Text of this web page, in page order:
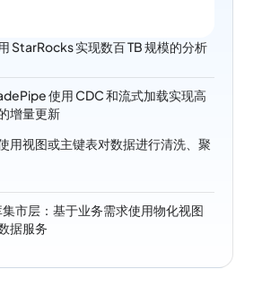
StarRocks 实现数百 TB 规模的分析
使用 CDC 和流式加载实现高
增量更新
用视图或主键表对数据进行清洗、聚
市层：基于业务需求使用物化视图
据服务